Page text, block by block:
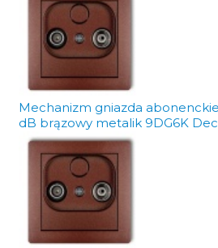
Mechanizm gniazda
dB brązowy metalik 9DG6K